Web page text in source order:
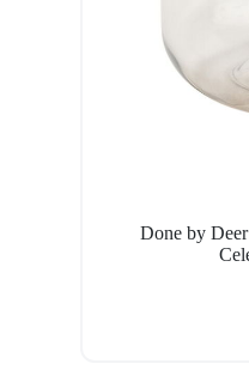
Done by